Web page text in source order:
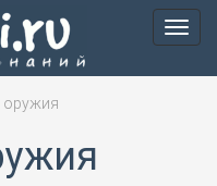
Меню
оружия